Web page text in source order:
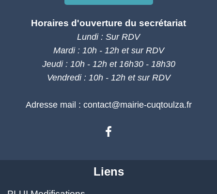
Horaires d'ouverture du secrétariat
Lundi : Sur RDV
Mardi : 10h - 12h et sur RDV
Jeudi : 10h - 12h et 16h30 - 18h30
Vendredi : 10h - 12h et sur RDV
Adresse mail : contact@mairie-cuqtoulza.fr
Liens